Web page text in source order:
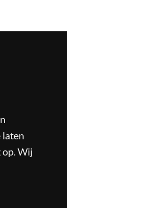
laten
op. Wij